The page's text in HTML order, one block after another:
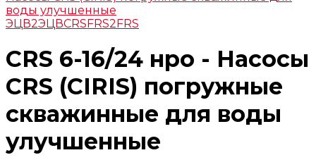
воды улучшенные
ЭЦВ2ЭЦВCRSFRS2FRS
CRS 6-16/24 нро - Насосы
CRS (CIRIS) погружные
скважинные для воды
улучшенные